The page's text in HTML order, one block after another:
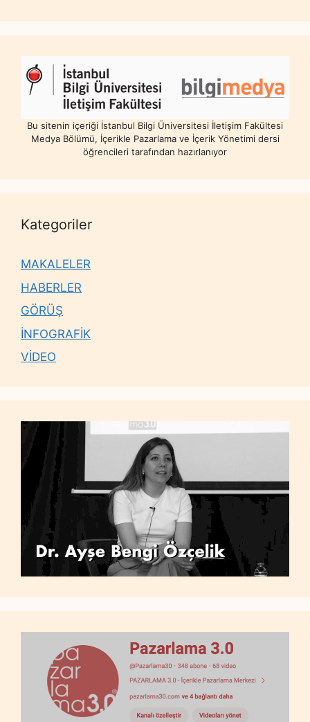
Bu sitenin içeriği İstanbul Bilgi Üniversitesi İletişim Fakültesi
Medya Bölümü, İçerikle Pazarlama ve İçerik Yönetimi dersi
öğrencileri tarafından hazırlanıyor
Kategoriler
MAKALELER
HABERLER
GÖRÜŞ
İNFOGRAFİK
VİDEO